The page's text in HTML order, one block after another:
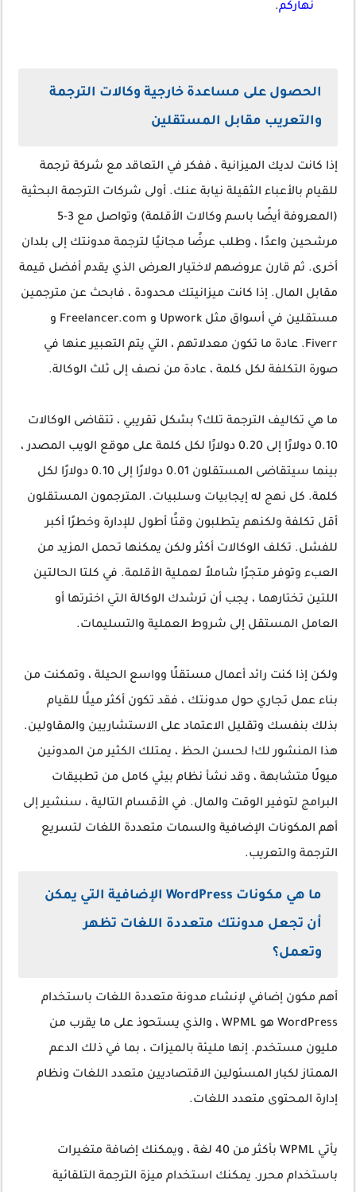
نهاركم.
الحصول على مساعدة خارجية وكالات الترجمة
والتعريب مقابل المستقلين
إذا كانت لديك الميزانية ، ففكر في التعاقد مع شركة ترجمة
للقيام بالأعباء الثقيلة نيابة عنك. أولى شركات الترجمة البحثية
(المعروفة أيضًا باسم وكالات الأقلمة) وتواصل مع 3-5
مرشحين واعدًا ، وطلب عرضًا مجانيًا لترجمة مدونتك إلى بلدان
أخرى. ثم قارن عروضهم لاختيار العرض الذي يقدم أفضل قيمة
مقابل المال. إذا كانت ميزانيتك محدودة ، فابحث عن مترجمين
مستقلين في أسواق مثل Upwork و Freelancer.com و
Fiverr. عادة ما تكون معدلاتهم ، التي يتم التعبير عنها في
صورة التكلفة لكل كلمة ، عادة من نصف إلى ثلث الوكالة.
ما هي تكاليف الترجمة تلك؟ بشكل تقريبي ، تتقاضى الوكالات
0.10 دولارًا إلى 0.20 دولارًا لكل كلمة على موقع الويب المصدر ،
بينما سيتقاضى المستقلون 0.01 دولارًا إلى 0.10 دولارًا لكل
كلمة. كل نهج له إيجابيات وسلبيات. المترجمون المستقلون
أقل تكلفة ولكنهم يتطلبون وقتًا أطول للإدارة وخطرًا أكبر
للفشل. تكلف الوكالات أكثر ولكن يمكنها تحمل المزيد من
العبء وتوفر متجرًا شاملاً لعملية الأقلمة. في كلتا الحالتين
اللتين تختارهما ، يجب أن ترشدك الوكالة التي اخترتها أو
العامل المستقل إلى شروط العملية والتسليمات.
ولكن إذا كنت رائد أعمال مستقلًا وواسع الحيلة ، وتمكنت من
بناء عمل تجاري حول مدونتك ، فقد تكون أكثر ميلًا للقيام
بذلك بنفسك وتقليل الاعتماد على الاستشاريين والمقاولين.
هذا المنشور لك! لحسن الحظ ، يمتلك الكثير من المدونين
ميولًا متشابهة ، وقد نشأ نظام بيئي كامل من تطبيقات
البرامج لتوفير الوقت والمال. في الأقسام التالية ، سنشير إلى
أهم المكونات الإضافية والسمات متعددة اللغات لتسريع
الترجمة والتعريب.
ما هي مكونات WordPress الإضافية التي يمكن
أن تجعل مدونتك متعددة اللغات تظهر
وتعمل؟
أهم مكون إضافي لإنشاء مدونة متعددة اللغات باستخدام
WordPress هو WPML ، والذي يستحوذ على ما يقرب من
مليون مستخدم. إنها مليئة بالميزات ، بما في ذلك الدعم
الممتاز لكبار المسئولين الاقتصاديين متعدد اللغات ونظام
إدارة المحتوى متعدد اللغات.
يأتي WPML بأكثر من 40 لغة ، ويمكنك إضافة متغيرات
باستخدام محرر. يمكنك استخدام ميزة الترجمة التلقائية